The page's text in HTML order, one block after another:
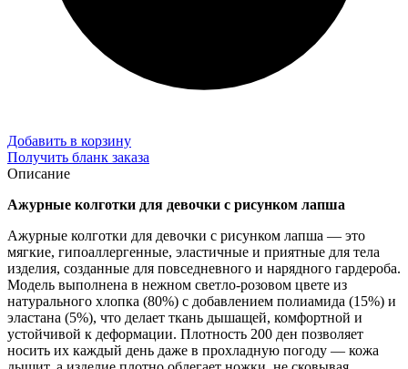
Добавить в корзину
Получить бланк заказа
Описание
Ажурные колготки для девочки с рисунком лапша
Ажурные колготки для девочки с рисунком лапша — это
мягкие, гипоаллергенные, эластичные и приятные для тела
изделия, созданные для повседневного и нарядного гардероба.
Модель выполнена в нежном светло-розовом цвете из
натурального хлопка (80%) с добавлением полиамида (15%) и
эластана (5%), что делает ткань дышащей, комфортной и
устойчивой к деформации. Плотность 200 ден позволяет
носить их каждый день даже в прохладную погоду — кожа